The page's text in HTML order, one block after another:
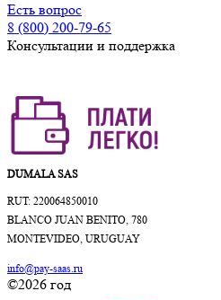
Есть вопрос
8 (800) 200-79-65
Консультации и поддержка
DUMALA SAS
RUT: 220064850010
BLANCO JUAN BENITO, 780
MONTEVIDEO, URUGUAY
info@pay-saas.ru
©2026 год